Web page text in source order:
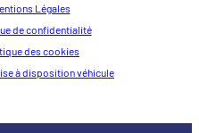
Légales
de confidentialité
des cookies
à disposition véhicule